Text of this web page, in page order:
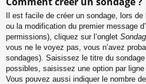
Il est facile de créer un sondage, lors
ou la modification du premier message
permissions), cliquez sur l’onglet
vous ne le voyez pas, vous n’avez
sondages). Saisissez le titre du
possibles, saisissez une option par
Vous pouvez aussi indiquer le nombre